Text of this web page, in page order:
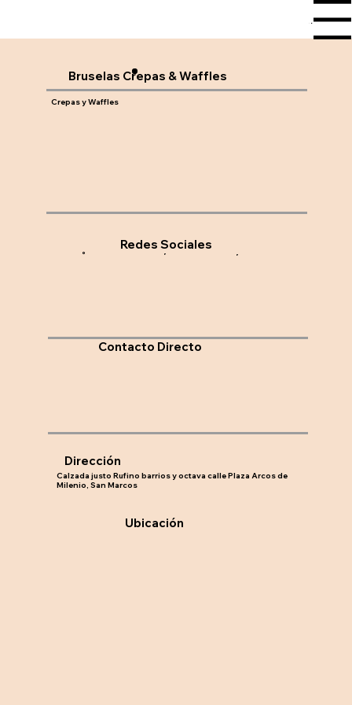
Menu
Bruselas Crepas & Waffles
Crepas y Waffles
Contacto Directo
Redes Sociales
Dirección
Calzada justo Rufino barrios y octava calle Plaza Arcos de
Milenio, San Marcos
Ubicación